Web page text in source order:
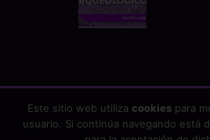
Copyright 2026 - TYC GIS Soluciones
Este sitio web utiliza cookiespara
usuario. Si continúa navegando está